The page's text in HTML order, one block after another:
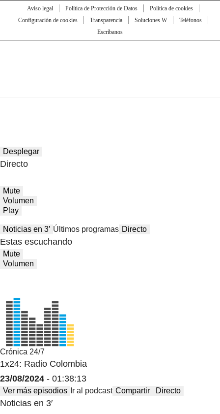
Aviso legal Política de Protección de Datos
Política de cookies
Configuración de cookies
Transparencia Soluciones W
Teléfonos
Escríbanos
Desplegar
Directo
Mute
Volumen
Play
Noticias en 3′ Últimos programas Directo
Estas escuchando
Mute
Volumen
Crónica 24/7
1x24: Radio Colombia
23/08/2024 - 01:38:13
Ver más episodios Ir al podcast Compartir Directo
Noticias en 3′